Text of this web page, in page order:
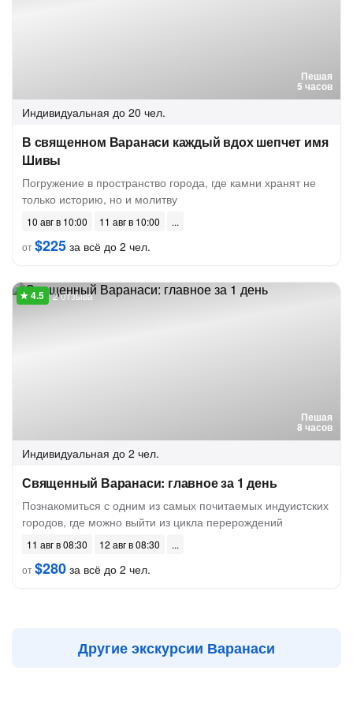
Пешая
5 часов
Индивидуальная до 20 чел.
В священном Варанаси каждый вдох шепчет имя
Шивы
Погружение в пространство города, где камни хранят не
только историю, но и молитву
10 авг в 10:00
11 авг в 10:00
от$225 за всё до 2 чел.
Пешая
8 часов
2 отзыва
Индивидуальная до 2 чел.
Священный Варанаси: главное за 1 день
Познакомиться с одним из самых почитаемых индуистских
городов, где можно выйти из цикла перерождений
11 авг в 08:30
12 авг в 08:30
от$280 за всё до 2 чел.
Другие экскурсии Варанаси